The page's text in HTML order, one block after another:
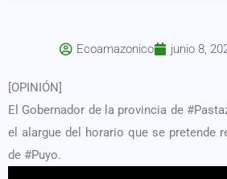
Ecoamazonico junio 8,
[OPINIÓN]
El Gobernador de la provincia de
el alargue del horario que se pretende
de #Puyo.